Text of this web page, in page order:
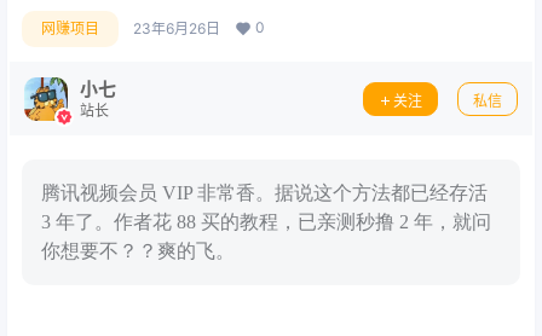
网赚项目 23年6月26日 0
小七
站长
关注 私信
腾讯视频会员 VIP 非常香。据说这个方法都已经存活
3 年了。作者花 88 买的教程，已亲测秒撸 2 年，就问
你想要不？？爽的飞。